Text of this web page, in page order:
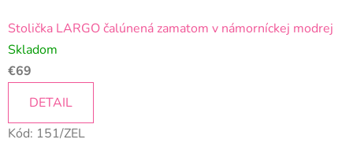
Stolička LARGO čalúnená zamatom v námorníckej modrej
Skladom
€69
DETAIL
Kód: 151/ZEL